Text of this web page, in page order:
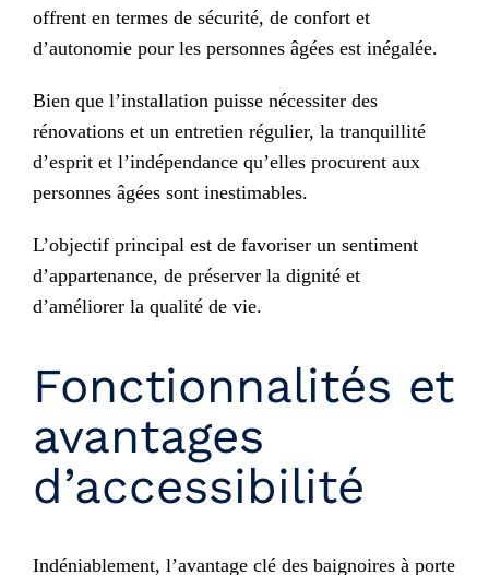
offrent en termes de sécurité, de confort et
d’autonomie pour les personnes âgées est inégalée.
Bien que l’installation puisse nécessiter des
rénovations et un entretien régulier, la tranquillité
d’esprit et l’indépendance qu’elles procurent aux
personnes âgées sont inestimables.
L’objectif principal est de favoriser un sentiment
d’appartenance, de préserver la dignité et
d’améliorer la qualité de vie.
Fonctionnalités et
avantages
d’accessibilité
Indéniablement, l’avantage clé des baignoires à porte